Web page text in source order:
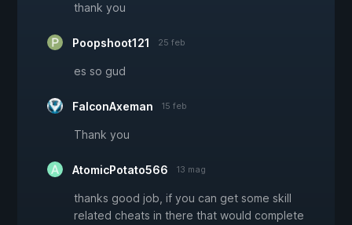
thank you
Poopshoot121 25 feb
es so gud
FalconAxeman 15 feb
Thank you
AtomicPotato566 13 mag
thanks good job, if you can get some skill
related cheats in there that would complete